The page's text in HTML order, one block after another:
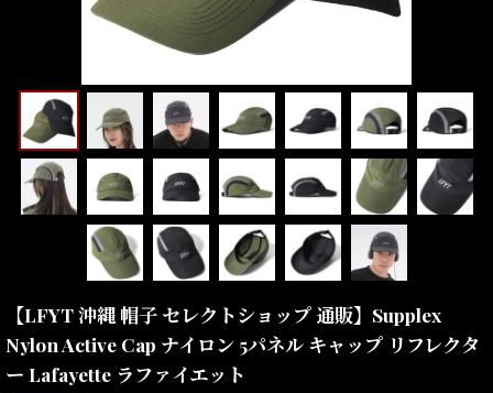
【LFYT 沖縄 帽子 セレクトショップ 通販】Supplex
Nylon Active Cap ナイロン 5パネル キャップ リフレクタ
ー Lafayette ラファイエット